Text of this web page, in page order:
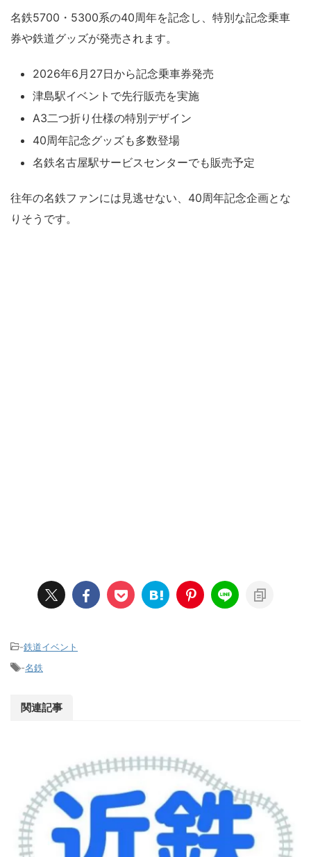
名鉄5700・5300系の40周年を記念し、特別な記念乗車
券や鉄道グッズが発売されます。
2026年6月27日から記念乗車券発売
津島駅イベントで先行販売を実施
A3二つ折り仕様の特別デザイン
40周年記念グッズも多数登場
名鉄名古屋駅サービスセンターでも販売予定
往年の名鉄ファンには見逃せない、40周年記念企画とな
りそうです。
-鉄道イベント
-名鉄
関連記事